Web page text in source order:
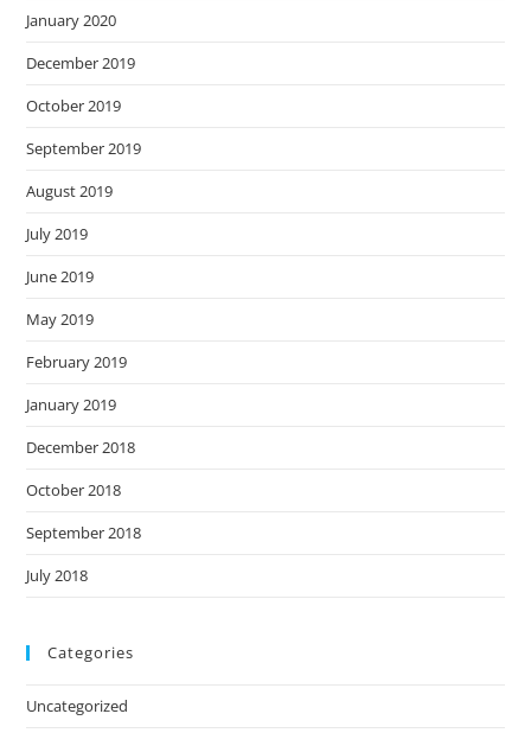
January 2020
December 2019
October 2019
September 2019
August 2019
July 2019
June 2019
May 2019
February 2019
January 2019
December 2018
October 2018
September 2018
July 2018
Categories
Uncategorized